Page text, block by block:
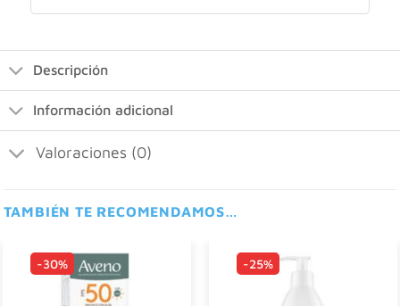
Descripción
Información adicional
Valoraciones (0)
TAMBIÉN TE RECOMENDAMOS…
-30% -25%